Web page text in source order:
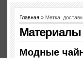
Главная » Метка:
Модные